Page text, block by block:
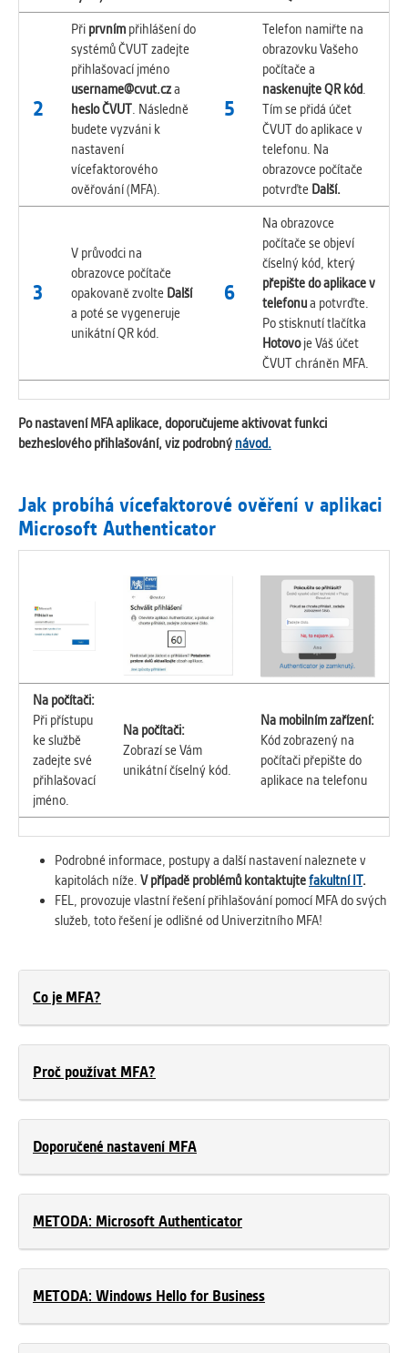
2
Při prvním přihlášení do
systémů ČVUT zadejte
přihlašovací jméno
username@cvut.cza
heslo ČVUT. Následně
budete vyzváni k
nastavení
vícefaktorového
ověřování (MFA).
5
Telefon namiřte na
obrazovku Vašeho
počítače a
naskenujte QR kód.
Tím se přidá účet
ČVUT do aplikace v
telefonu. Na
obrazovce počítače
potvrďte Další.
3
V průvodci na
obrazovce počítače
opakovaně zvolte Další
a poté se vygeneruje
unikátní QR kód.
6
Na obrazovce
počítače se objeví
číselný kód, který
přepište do aplikace v
telefonua potvrďte.
Po stisknutí tlačítka
Hotovoje Váš účet
ČVUT chráněn MFA.
Po nastavení MFA aplikace, doporučujeme aktivovat funkci
bezheslového přihlašování, viz podrobný návod.
Jak probíhá vícefaktorové ověření v aplikaci
Microsoft Authenticator
Na počítači:
Při přístupu
ke službě
zadejte své
přihlašovací
jméno.
Na počítači:
Zobrazí se Vám
unikátní číselný kód.
Na mobilním zařízení:
Kód zobrazený na
počítači přepište do
aplikace na telefonu
Podrobné informace, postupy a další nastavení naleznete v
kapitolách níže. V případě problémů kontaktujtefakultní IT.
FEL, provozuje vlastní řešení přihlašování pomocí MFA do svých
služeb, toto řešení je odlišné od Univerzitního MFA!
Co je MFA?
Proč používat MFA?
Doporučené nastavení MFA
METODA: Microsoft Authenticator
METODA: Windows Hello for Business